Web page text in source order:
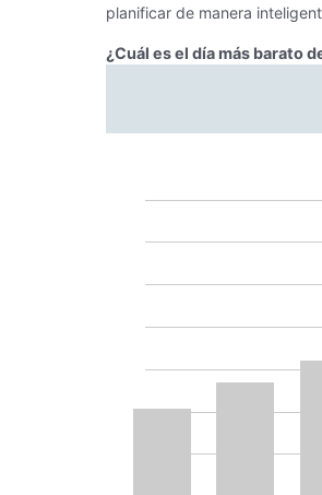
planificar de manera
¿Cuál es el día más barato